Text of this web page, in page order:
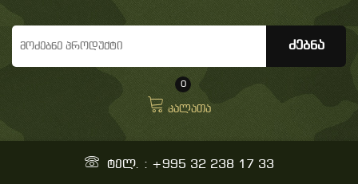
0
კალათა
ტელ. : +995 32 238 17 33